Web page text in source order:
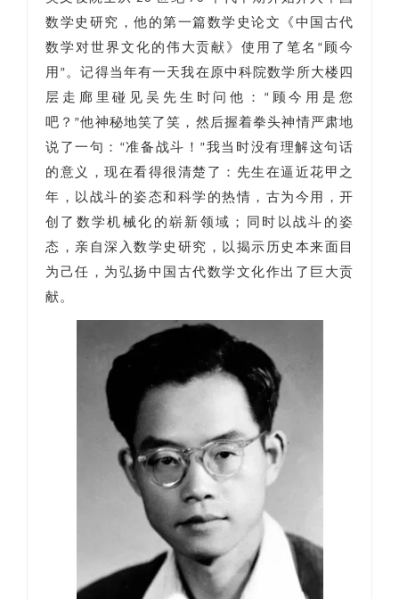
数学史研究，他的第一篇数学史论文《中国古代
数学对世界文化的伟大贡献》使用了笔名“顾今
用”。记得当年有一天我在原中科院数学所大楼四
层走廊里碰见吴先生时问他：“顾今用是您
吧？”他神秘地笑了笑，然后握着拳头神情严肃地
说了一句：“准备战斗！”我当时没有理解这句话
的意义，现在看得很清楚了：先生在逼近花甲之
年，以战斗的姿态和科学的热情，古为今用，开
创了数学机械化的崭新领域；同时以战斗的姿
态，亲自深入数学史研究，以揭示历史本来面目
为己任，为弘扬中国古代数学文化作出了巨大贡
献。